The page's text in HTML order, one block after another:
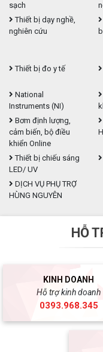
sạch
Thiết bị dạy nghề,
nghiên cứu
Thiết bị đo y tế
National
Instruments (NI)
Bơm định lượng,
cảm biến, bộ điều
khiển Online
Thiết bị chiếu sáng
LED/ UV
DỊCH VỤ PHỤ TRỢ
HÙNG NGUYÊN
HỖ
KINH DOANH
Hỗ trợ kinh doanh
0393.968.345